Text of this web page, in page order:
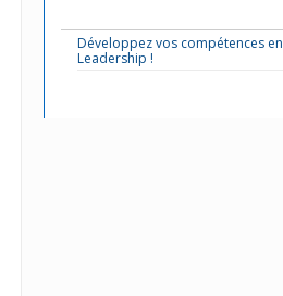
Développez vos compétences en
Leadership !